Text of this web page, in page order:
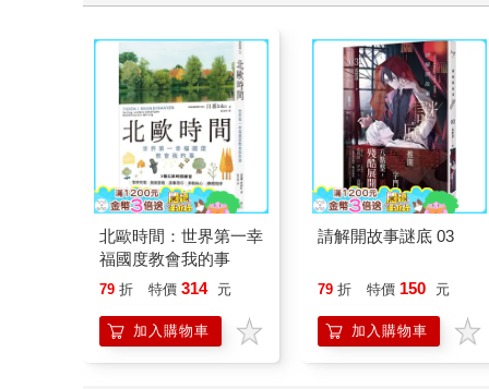
北歐時間：世界第一幸
福國度教會我的事
79 折 特價 314 元
加入購物車
請解開故事謎底 03
79 折 特價 150 元
加入購物車